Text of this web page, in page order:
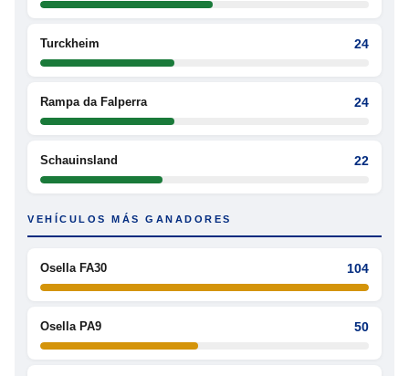
Turckheim 24
Rampa da Falperra 24
Schauinsland 22
VEHÍCULOS MÁS GANADORES
Osella FA30 104
Osella PA9 50